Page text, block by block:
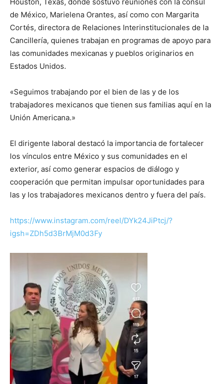
de México, Marielena Orantes, así como con Margarita
Cortés, directora de Relaciones Interinstitucionales de la
Cancillería, quienes trabajan en programas de apoyo para
las comunidades mexicanas y pueblos originarios en
Estados Unidos.
«Seguimos trabajando por el bien de las y de los
trabajadores mexicanos que tienen sus familias aquí en la
Unión Americana.»
El dirigente laboral destacó la importancia de fortalecer
los vínculos entre México y sus comunidades en el
exterior, así como generar espacios de diálogo y
cooperación que permitan impulsar oportunidades para
las y los trabajadores mexicanos dentro y fuera del país.
https://www.instagram.com/reel/DYk24JiPtcj/?
igsh=ZDh5d3BrMjM0d3Fy